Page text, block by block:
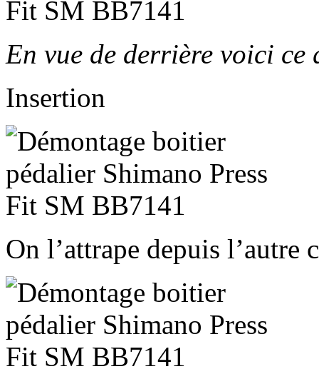
En vue de derrière voici ce
Insertion
On l’attrape depuis l’autre